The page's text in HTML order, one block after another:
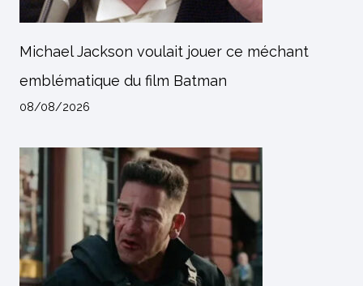
Michael Jackson voulait jouer ce méchant
emblématique du film Batman
08/08/2026